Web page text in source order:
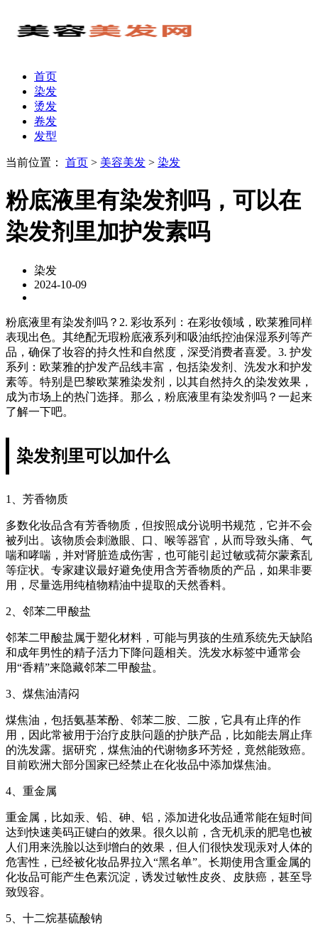
首页
染发
烫发
卷发
发型
当前位置： 首页 > 美容美发 > 染发
粉底液里有染发剂吗，可以在
染发剂里加护发素吗
染发
2024-10-09
粉底液里有染发剂吗？2. 彩妆系列：在彩妆领域，欧莱雅同样
表现出色。其绝配无瑕粉底液系列和吸油纸控油保湿系列等产
品，确保了妆容的持久性和自然度，深受消费者喜爱。3. 护发
系列：欧莱雅的护发产品线丰富，包括染发剂、洗发水和护发
素等。特别是巴黎欧莱雅染发剂，以其自然持久的染发效果，
成为市场上的热门选择。那么，粉底液里有染发剂吗？一起来
了解一下吧。
染发剂里可以加什么
1、芳香物质
多数化妆品含有芳香物质，但按照成分说明书规范，它并不会
被列出。该物质会刺激眼、口、喉等器官，从而导致头痛、气
喘和哮喘，并对肾脏造成伤害，也可能引起过敏或荷尔蒙紊乱
等症状。专家建议最好避免使用含芳香物质的产品，如果非要
用，尽量选用纯植物精油中提取的天然香料。
2、邻苯二甲酸盐
邻苯二甲酸盐属于塑化材料，可能与男孩的生殖系统先天缺陷
和成年男性的精子活力下降问题相关。洗发水标签中通常会
用“香精”来隐藏邻苯二甲酸盐。
3、煤焦油清闷
煤焦油，包括氨基苯酚、邻苯二胺、二胺，它具有止痒的作
用，因此常被用于治疗皮肤问题的护肤产品，比如能去屑止痒
的洗发露。据研究，煤焦油的代谢物多环芳烃，竟然能致癌。
目前欧洲大部分国家已经禁止在化妆品中添加煤焦油。
4、重金属
重金属，比如汞、铅、砷、铝，添加进化妆品通常能在短时间
达到快速美码正键白的效果。很久以前，含无机汞的肥皂也被
人们用来洗脸以达到增白的效果，但人们很快发现汞对人体的
危害性，已经被化妆品界拉入“黑名单”。长期使用含重金属的
化妆品可能产生色素沉淀，诱发过敏性皮炎、皮肤癌，甚至导
致毁容。
5、十二烷基硫酸钠